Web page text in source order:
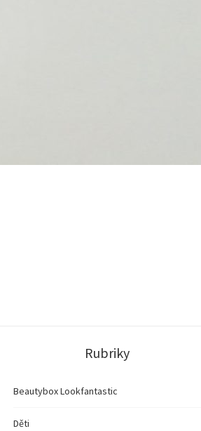
Rubriky
Beautybox Lookfantastic
Děti